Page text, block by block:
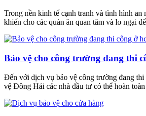
Trong nền kinh tế cạnh tranh và tình hình an
khiến cho các quán ăn quan tâm và lo ngại
Bảo vệ cho công trường đang thi
Đến với dịch vụ bảo vệ công trường đang thi
vệ Đông Hải các nhà đầu tư có thể hoàn